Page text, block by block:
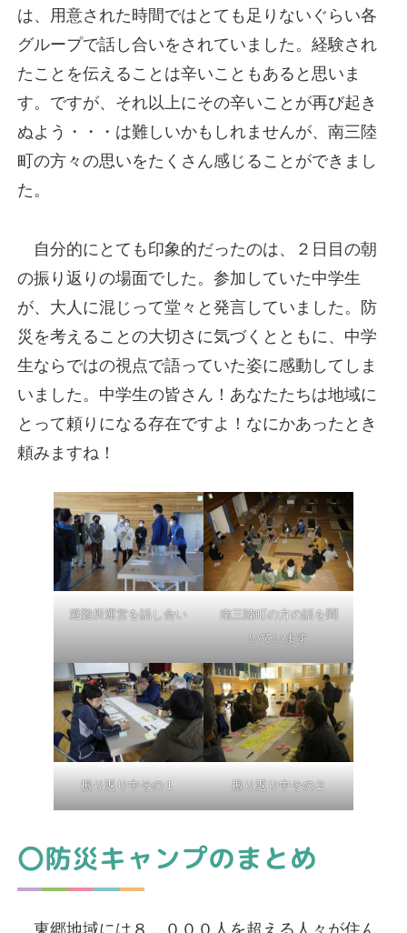
は、用意された時間ではとても足りないぐらい各
グループで話し合いをされていました。経験され
たことを伝えることは辛いこともあると思いま
す。ですが、それ以上にその辛いことが再び起き
ぬよう・・・は難しいかもしれませんが、南三陸
町の方々の思いをたくさん感じることができまし
た。
自分的にとても印象的だったのは、２日目の朝
の振り返りの場面でした。参加していた中学生
が、大人に混じって堂々と発言していました。防
災を考えることの大切さに気づくとともに、中学
生ならではの視点で語っていた姿に感動してしま
いました。中学生の皆さん！あなたたちは地域に
とって頼りになる存在ですよ！なにかあったとき
頼みますね！
避難所運営を話し合い
南三陸町の方の話を聞
いています
振り返り中その１ 振り返り中その２
〇防災キャンプのまとめ
東郷地域には８，０００人を超える人々が住ん